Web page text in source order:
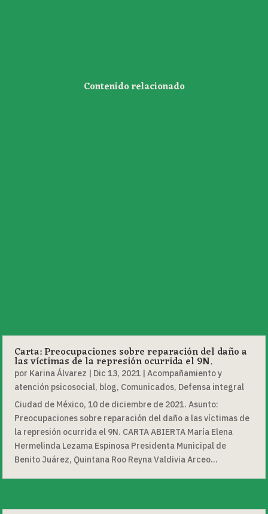
Contenido relacionado
Carta: Preocupaciones sobre reparación del daño a
las víctimas de la represión ocurrida el 9N.
por Karina Álvarez | Dic 13, 2021 |Acompañamiento y
atención psicosocial, blog, Comunicados, Defensa integral
Ciudad de México, 10 de diciembre de 2021. Asunto:
Preocupaciones sobre reparación del daño a las víctimas de
la represión ocurrida el 9N. CARTA ABIERTA María Elena
Hermelinda Lezama Espinosa Presidenta Municipal de
Benito Juárez, Quintana Roo Reyna Valdivia Arceo...